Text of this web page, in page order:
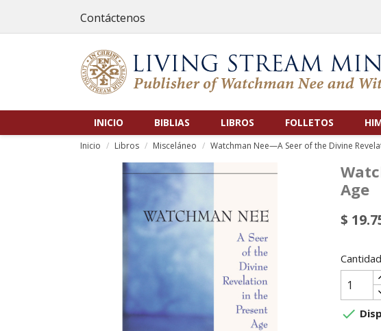
Contáctenos
INICIO BIBLIAS LIBROS FOLLETOS
Inicio Libros Misceláneo Watchman Nee—A Seer of the Divine
Age
$
Cantidad
